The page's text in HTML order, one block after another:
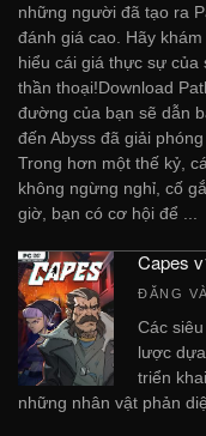
những người đã tạo ra
đánh giá cao. Hãy
hiểu cái giá thực sự
thần thoại!Download
đường của bạn sẽ dẫn
đến Abyss đã giải
Trong hơn một thế kỷ,
không ngừng nghỉ, cố
giờ, bạn có cơ hội để ...
Capes
ĐĂNG
Các
lược
triển
những nhân vật phản